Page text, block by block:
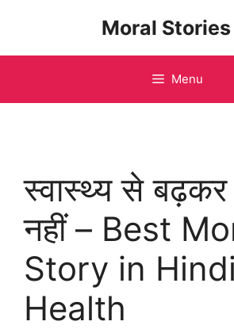
Moral Stories
Menu
स्वास्थ्य से
नहीं – Best
Story in
Health